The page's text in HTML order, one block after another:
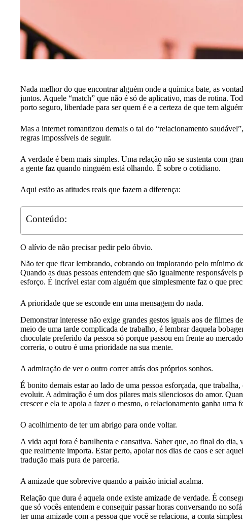
Nada melhor do que encontrar alguém onde a química bate, as
juntos. Aquele “match” que não é só de aplicativo, mas de rotina.
porto seguro, liberdade para ser quem é e a certeza de que tem
Mas a internet romantizou demais o tal do “relacionamento
regras impossíveis de seguir.
A verdade é bem mais simples. Uma relação não se sustenta com
a gente faz quando ninguém está olhando. É sobre o cotidiano.
Aqui estão as atitudes reais que fazem a diferença:
Conteúdo:
O alívio de não precisar pedir pelo óbvio.
Não ter que ficar lembrando, cobrando ou implorando pelo mínimo
Quando as duas pessoas entendem que são igualmente
esforço. É incrível estar com alguém que simplesmente faz o que
A prioridade que se esconde em uma mensagem do nada.
Demonstrar interesse não exige grandes gestos iguais aos de filmes
meio de uma tarde complicada de trabalho, é lembrar daquela
chocolate preferido da pessoa só porque passou em frente ao
correria, o outro é uma prioridade na sua mente.
A admiração de ver o outro correr atrás dos próprios sonhos.
É bonito demais estar ao lado de uma pessoa esforçada, que
evoluir. A admiração é um dos pilares mais silenciosos do amor.
crescer e ela te apoia a fazer o mesmo, o relacionamento ganha uma
O acolhimento de ter um abrigo para onde voltar.
A vida aqui fora é barulhenta e cansativa. Saber que, ao final do dia,
que realmente importa. Estar perto, apoiar nos dias de caos e ser
tradução mais pura de parceria.
A amizade que sobrevive quando a paixão inicial acalma.
Relação que dura é aquela onde existe amizade de verdade. É
que só vocês entendem e conseguir passar horas conversando no
ter uma amizade com a pessoa que você se relaciona, a conta